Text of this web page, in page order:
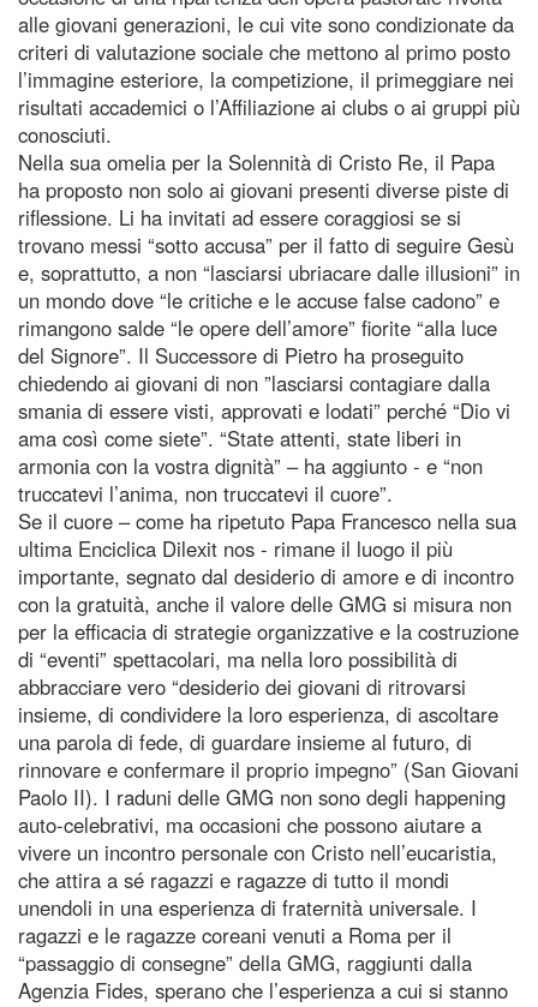
alle giovani generazioni, le cui vite sono condizionate da
criteri di valutazione sociale che mettono al primo posto
l’immagine esteriore, la competizione, il primeggiare nei
risultati accademici o l’Affiliazione ai clubs o ai gruppi più
conosciuti.
Nella sua omelia per la Solennità di Cristo Re, il Papa
ha proposto non solo ai giovani presenti diverse piste di
riflessione. Li ha invitati ad essere coraggiosi se si
trovano messi “sotto accusa” per il fatto di seguire Gesù
e, soprattutto, a non “lasciarsi ubriacare dalle illusioni” in
un mondo dove “le critiche e le accuse false cadono” e
rimangono salde “le opere dell’amore” fiorite “alla luce
del Signore”. Il Successore di Pietro ha proseguito
chiedendo ai giovani di non ”lasciarsi contagiare dalla
smania di essere visti, approvati e lodati” perché “Dio vi
ama così come siete”. “State attenti, state liberi in
armonia con la vostra dignità” – ha aggiunto - e “non
truccatevi l’anima, non truccatevi il cuore”.
Se il cuore – come ha ripetuto Papa Francesco nella sua
ultima Enciclica Dilexit nos - rimane il luogo il più
importante, segnato dal desiderio di amore e di incontro
con la gratuità, anche il valore delle GMG si misura non
per la efficacia di strategie organizzative e la costruzione
di “eventi” spettacolari, ma nella loro possibilità di
abbracciare vero “desiderio dei giovani di ritrovarsi
insieme, di condividere la loro esperienza, di ascoltare
una parola di fede, di guardare insieme al futuro, di
rinnovare e confermare il proprio impegno” (San Giovani
Paolo II). I raduni delle GMG non sono degli happening
auto-celebrativi, ma occasioni che possono aiutare a
vivere un incontro personale con Cristo nell’eucaristia,
che attira a sé ragazzi e ragazze di tutto il mondi
unendoli in una esperienza di fraternità universale. I
ragazzi e le ragazze coreani venuti a Roma per il
“passaggio di consegne” della GMG, raggiunti dalla
Agenzia Fides, sperano che l’esperienza a cui si stanno